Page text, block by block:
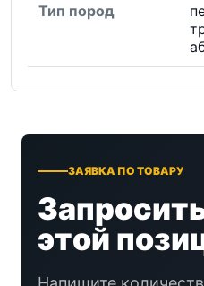
Тип пород
ЗАЯВКА ПО ТОВАРУ
этой